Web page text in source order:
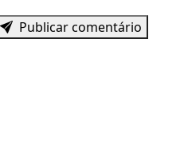
Publicar comentário